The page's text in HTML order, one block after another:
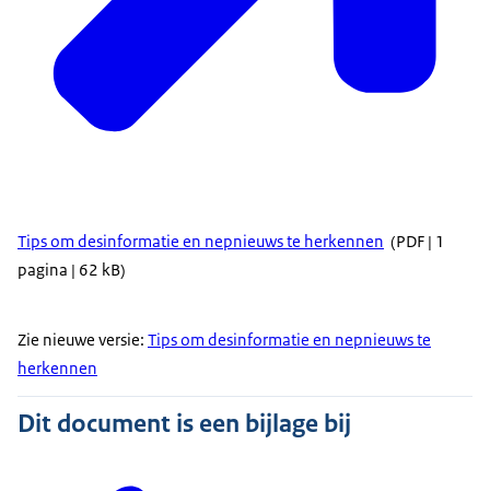
Tips om desinformatie en nepnieuws te herkennen (PDF | 1
pagina | 62 kB)
Zie nieuwe versie: Tips om desinformatie en nepnieuws te
herkennen
Dit document is een bijlage bij